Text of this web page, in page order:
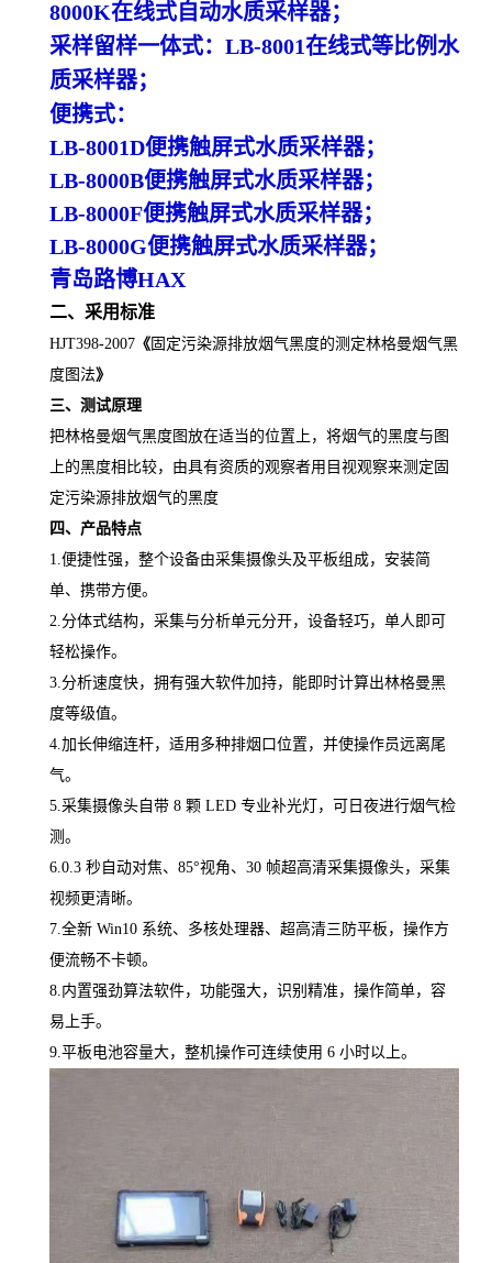
8000K在线式自动水质采样器；
采样留样一体式： LB-8001在线式等比例水
质采样器；
便携式：
LB-8001D便携触屏式水质采样器；
LB-8000B便携触屏式水质采样器；
LB-8000F便携触屏式水质采样器；
LB-8000G便携触屏式水质采样器；
青岛路博HAX
二、 采用标准
HJT398-2007 《 固定污染源排放烟气黑度的测定林格曼烟气黑
度图法》
三、测试原理
把林格曼烟气黑度图放在适当的位置上，将烟气的黑度与图
上的黑度相比较，由具有资质的观察者用目视观察来测定固
定污染源排放烟气的黑度
四、产品特点
1.便捷性强，整个设备由采集摄像头及平板组成，安装简
单、携带方便。
2.分体式结构，采集与分析单元分开，设备轻巧，单人即可
轻松操作。
3.分析速度快，拥有强大软件加持，能即时计算出林格曼黑
度等级值。
4.加长伸缩连杆，适用多种排烟口位置，并使操作员远离尾
气。
5.采集摄像头自带 8 颗 LED 专业补光灯，可日夜进行烟气检
测。
6.0.3 秒自动对焦、85°视角、30 帧超高清采集摄像头，采集
视频更清晰。
7.全新 Win10 系统、多核处理器、超高清三防平板，操作方
便流畅不卡顿。
8.内置强劲算法软件，功能强大，识别精准，操作简单，容
易上手。
9. 平板电池容量大，整机操作可连续使用 6 小时以上。